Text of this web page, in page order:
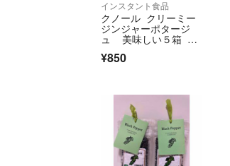
インスタント食品
クノール クリーミー
ジンジャーポタージ
ュ 美味しい５箱 お
🉐ですヨ‼️
¥850